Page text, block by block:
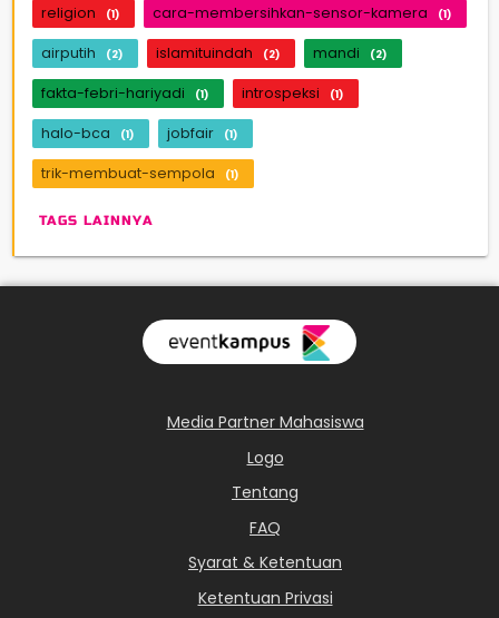
religion (1) cara-membersihkan-sensor-kamera (1)
airputih (2) islamituindah (2) mandi (2)
fakta-febri-hariyadi (1) introspeksi (1)
halo-bca (1) jobfair (1)
trik-membuat-sempola (1)
TAGS LAINNYA
Media Partner Mahasiswa
Logo
Tentang
FAQ
Syarat & Ketentuan
Ketentuan Privasi